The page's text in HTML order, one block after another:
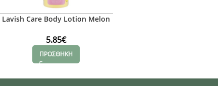
Lavish Care Body Lotion Melon
5.85€
ΠΡΟΣΘΗΚΗ